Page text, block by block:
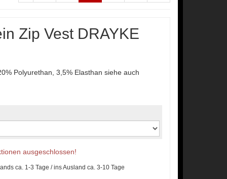
Zip Vest DRAYKE
Polyurethan, 3,5% Elasthan siehe auch
ausgeschlossen!
ca. 1-3 Tage / ins Ausland ca. 3-10 Tage